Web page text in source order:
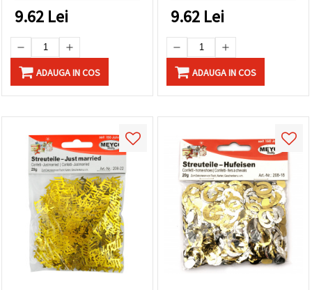
9.62 Lei
ADAUGA IN COS
zile de naștere,
scrapbooking, rășină
epoxidică, carduri shaker
9.62 Lei
ADAUGA IN COS